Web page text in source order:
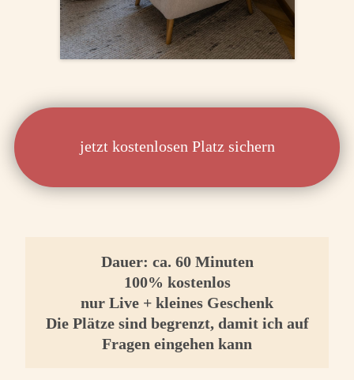
jetzt kostenlosen Platz sichern
Dauer: ca. 60 Minuten
100% kostenlos
nur Live + kleines Geschenk
Die Plätze sind begrenzt, damit ich auf
Fragen eingehen kann